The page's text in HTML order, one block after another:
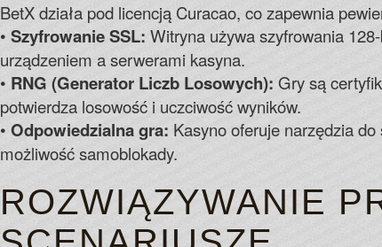
BetX działa pod licencją Curacao, co zapewnia
• Szyfrowanie SSL: Witryna używa szyfrowania
urządzeniem a serwerami kasyna.
• RNG (Generator Liczb Losowych): Gry są
potwierdza losowość i uczciwość wyników.
• Odpowiedzialna gra: Kasyno oferuje narzędzia
możliwość samoblokady.
ROZWIĄZYWANIE